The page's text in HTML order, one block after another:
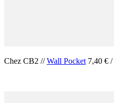
Chez CB2 //Wall Pocket7,40 € /